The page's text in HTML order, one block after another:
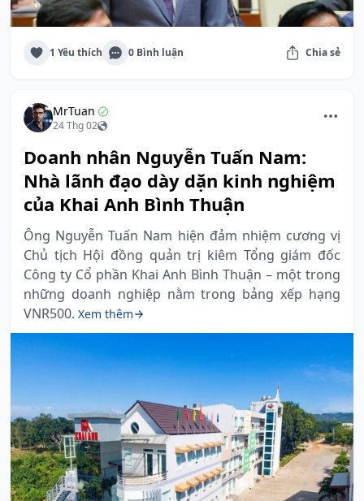
1 Yêu thích 0 Bình luận Chia sẻ
MrTuan
24 Thg 02
Doanh nhân Nguyễn Tuấn Nam:
Nhà lãnh đạo dày dặn kinh nghiệm
của Khai Anh Bình Thuận
Ông Nguyễn Tuấn Nam hiện đảm nhiệm cương vị
Chủ tịch Hội đồng quản trị kiêm Tổng giám đốc
Công ty Cổ phần Khai Anh Bình Thuận – một trong
những doanh nghiệp nằm trong bảng xếp hạng
VNR500. Xem thêm